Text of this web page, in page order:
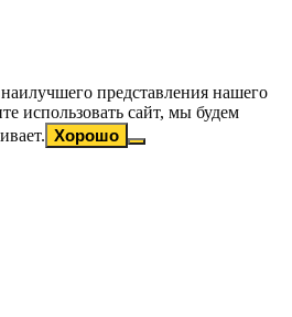
представления нашего
использовать сайт, мы будем
Хорошо